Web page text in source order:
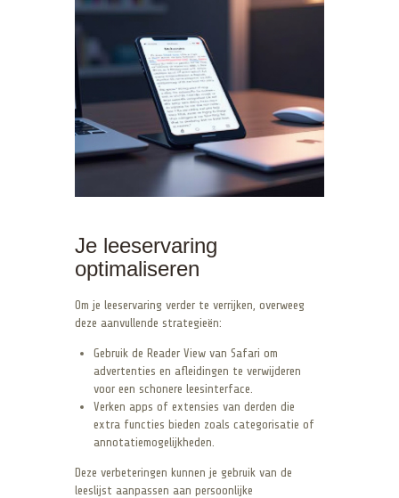
Je leeservaring
optimaliseren
Om je leeservaring verder te verrijken, overweeg
deze aanvullende strategieën:
Gebruik de Reader View van Safari om
advertenties en afleidingen te verwijderen
voor een schonere leesinterface.
Verken apps of extensies van derden die
extra functies bieden zoals categorisatie of
annotatiemogelijkheden.
Deze verbeteringen kunnen je gebruik van de
leeslijst aanpassen aan persoonlijke